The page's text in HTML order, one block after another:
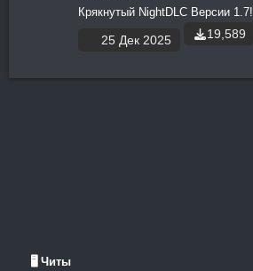
Крякнутый NightDLC Версии 1.7!
25 Дек 2025 19,589
🖥️ Читы